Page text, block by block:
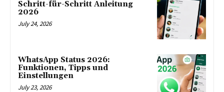
Schritt-für-Schritt Anleitung
2026
July 24, 2026
WhatsApp Status 2026:
Funktionen, Tipps und
Einstellungen
July 23, 2026